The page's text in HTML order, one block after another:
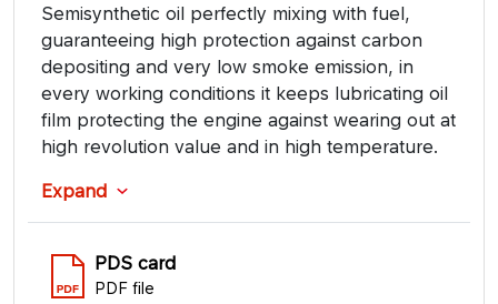
Semisynthetic oil perfectly mixing with fuel,
guaranteeing high protection against carbon
depositing and very low smoke emission, in
every working conditions it keeps lubricating oil
film protecting the engine against wearing out at
high revolution value and in high temperature.
Expand
PDS card
PDF file